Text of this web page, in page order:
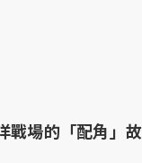
戰場的「配角」故